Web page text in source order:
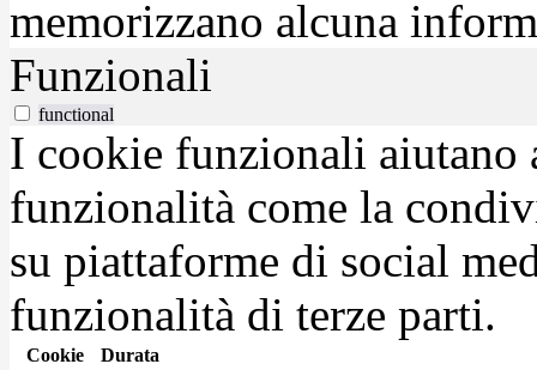
memorizzano alcuna
Funzionali
functional
I cookie funzionali aiutano
funzionalità come la
su piattaforme di social
funzionalità di terze parti.
Cookie Durata